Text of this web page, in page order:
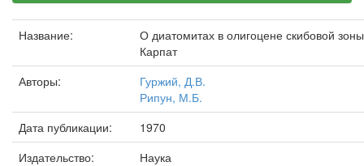
Название:
О диатомитах в олигоцене скибовой зоны
Карпат
Авторы:
Гуржий, Д.В.
Рипун, М.Б.
Дата публикации:
1970
Издательство:
Наука